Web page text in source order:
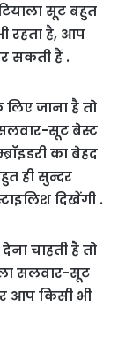
सूट बहुत
रहता है, आप
सकती हैं .
जाना है तो
सूट बेस्ट
का बेहद
ही सुन्दर
दिखेंगी .
चाहती है तो
सलवार-सूट
आप किसी भी